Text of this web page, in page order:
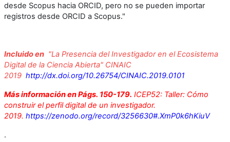
desde Scopus hacia ORCID, pero no se pueden importar
registros desde ORCID a Scopus."
Incluido en "La Presencia del Investigador en el Ecosistema
Digital de la Ciencia Abierta" CINAIC
2019 http://dx.doi.org/10.26754/CINAIC.2019.0101
Más información en Págs. 150-179. ICEP52: Taller: Cómo
construir el perfil digital de un investigador.
2019. https://zenodo.org/record/3256630#.XmP0k6hKiuV
.